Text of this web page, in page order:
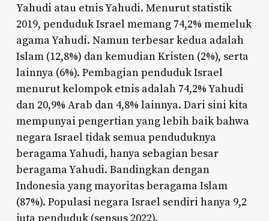
Yahudi atau etnis Yahudi. Menurut statistik
2019, penduduk Israel memang 74,2% memeluk
agama Yahudi. Namun terbesar kedua adalah
Islam (12,8%) dan kemudian Kristen (2%), serta
lainnya (6%). Pembagian penduduk Israel
menurut kelompok etnis adalah 74,2% Yahudi
dan 20,9% Arab dan 4,8% lainnya. Dari sini kita
mempunyai pengertian yang lebih baik bahwa
negara Israel tidak semua penduduknya
beragama Yahudi, hanya sebagian besar
beragama Yahudi. Bandingkan dengan
Indonesia yang mayoritas beragama Islam
(87%). Populasi negara Israel sendiri hanya 9,2
juta penduduk (sensus 2022).